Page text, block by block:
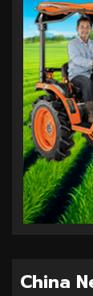
China